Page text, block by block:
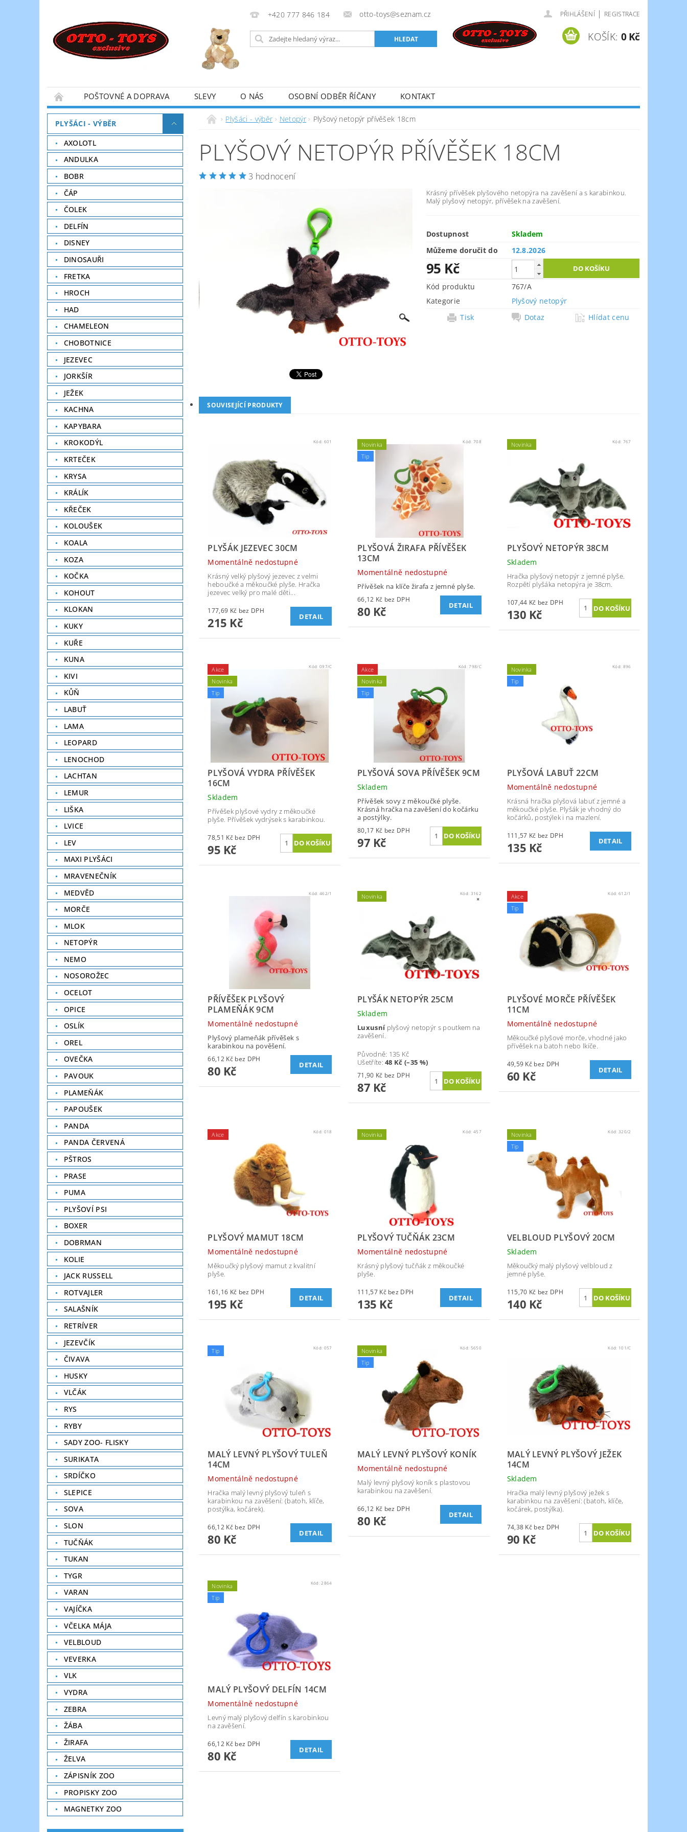
+420 777 846 184 otto-toys@seznam.cz PŘIHLÁŠENÍ | REGISTRACE
KOŠÍK: 0 Kč
POŠTOVNÉ A DOPRAVA SLEVY O NÁS OSOBNÍ ODBĚR ŘÍČANY KONTAKT
PLYŠÁCI - VÝBĚR
AXOLOTL
ANDULKA
BOBR
ČÁP
ČOLEK
DELFÍN
DISNEY
DINOSAUŘI
FRETKA
HROCH
HAD
CHAMELEON
CHOBOTNICE
JEZEVEC
JORKŠÍR
JEŽEK
KACHNA
KAPYBARA
KROKODÝL
KRTEČEK
KRYSA
KRÁLÍK
KŘEČEK
KOLOUŠEK
KOALA
KOZA
KOČKA
KOHOUT
KLOKAN
KUKY
KUŘE
KUNA
KIVI
KŮŇ
LABUŤ
LAMA
LEOPARD
LENOCHOD
LACHTAN
LEMUR
LIŠKA
LVICE
LEV
MAXI PLYŠÁCI
MRAVENEČNÍK
MEDVĚD
MORČE
MLOK
NETOPÝR
NEMO
NOSOROŽEC
OCELOT
OPICE
OSLÍK
OREL
OVEČKA
PAVOUK
PLAMEŇÁK
PAPOUŠEK
PANDA
PANDA ČERVENÁ
PŠTROS
PRASE
PUMA
PLYŠOVÍ PSI
BOXER
DOBRMAN
KOLIE
JACK RUSSELL
ROTVAJLER
SALAŠNÍK
RETRÍVER
JEZEVČÍK
ČIVAVA
HUSKY
VLČÁK
RYS
RYBY
SADY ZOO- FLISKY
SURIKATA
SRDÍČKO
SLEPICE
SOVA
SLON
TUČŇÁK
TUKAN
TYGR
VARAN
VAJÍČKA
VČELKA MÁJA
VELBLOUD
VEVERKA
VLK
VYDRA
ZEBRA
ŽÁBA
ŽIRAFA
ŽELVA
ZÁPISNÍK ZOO
PROPISKY ZOO
MAGNETKY ZOO
Plyšáci - výběr Netopýr Plyšový netopýr přívěšek 18cm
PLYŠOVÝ NETOPÝR PŘÍVĚŠEK 18CM
3 hodnocení
Krásný přívěšek plyšového netopýra na zavěšení a s karabinkou.
Malý plyšový netopýr, přívěšek na zavěšení.
Dostupnost
Skladem
Můžeme doručit do
12.8.2026
95 Kč
Kód produktu
767/A
Kategorie
Plyšový netopýr
Tisk
Dotaz Hlídat cenu
SOUVISEJÍCÍ PRODUKTY
Kód: 601
PLYŠÁK JEZEVEC 30CM
Momentálně nedostupné
Krásný velký plyšový jezevec z velmi
heboučké a měkoučké plyše. Hračka
jezevec velký pro malé děti...
177,69 Kč bez DPH
215 Kč DETAIL
Novinka
Tip
Kód:708
PLYŠOVÁ ŽIRAFA PŘÍVĚŠEK
13CM
Momentálně nedostupné
Přívěšek na klíče žirafa z jemné plyše.
66,12 Kč bez DPH
80 Kč DETAIL
Novinka Kód: 767
PLYŠOVÝ NETOPÝR 38CM
Skladem
Hračka plyšový netopýr z jemné plyše.
Rozpětí plyšáka netopýra je 38cm.
107,44 Kč bez DPH
130 Kč
Akce
Novinka
Tip
Kód: 097/C
PLYŠOVÁ VYDRA PŘÍVĚŠEK
16CM
Skladem
Přívěšek plyšové vydry z měkoučké
plyše. Přívěšek vydrýsek s karabinkou.
78,51 Kč bez DPH
95 Kč
Akce
Novinka
Tip
Kód:798/C
PLYŠOVÁ SOVA PŘÍVĚŠEK 9CM
Skladem
Přívěšek sovy z měkoučké plyše.
Krásná hračka na zavěšení do kočárku
a postýlky.
80,17 Kč bez DPH
97 Kč
Novinka
Tip
Kód: 896
PLYŠOVÁ LABUŤ 22CM
Momentálně nedostupné
Krásná hračka plyšová labuť z jemné a
měkoučké plyše. Plyšák je vhodný do
kočárků, postýlek i na mazlení.
111,57 Kč bez DPH
135 Kč DETAIL
Kód: 462/1
PŘÍVĚŠEK PLYŠOVÝ
PLAMEŇÁK 9CM
Momentálně nedostupné
Plyšový plameňák přívěšek s
karabinkou na pověšení.
66,12 Kč bez DPH
80 Kč DETAIL
Novinka Kód: 3162
PLYŠÁK NETOPÝR 25CM
Skladem
Luxusníplyšový netopýr s poutkem na
zavěšení.
Původně: 135 Kč
Ušetříte:48 Kč (–35 %)
71,90 Kč bez DPH
87 Kč
Akce
Tip
Kód:612/1
PLYŠOVÉ MORČE PŘÍVĚŠEK
11CM
Momentálně nedostupné
Měkoučké plyšové morče, vhodné jako
přívěšek na batoh nebo lkíče.
49,59 Kč bez DPH
60 Kč DETAIL
Akce Kód: 018
PLYŠOVÝ MAMUT 18CM
Momentálně nedostupné
Měkoučký plyšový mamut z kvalitní
plyše.
161,16 Kč bez DPH
195 Kč DETAIL
Novinka Kód:457
PLYŠOVÝ TUČŇÁK 23CM
Momentálně nedostupné
Krásný plyšový tučňák z měkoučké
plyše.
111,57 Kč bez DPH
135 Kč DETAIL
Novinka
Tip
Kód:320/2
VELBLOUD PLYŠOVÝ 20CM
Skladem
Měkoučký malý plyšový velbloud z
jemné plyše.
115,70 Kč bez DPH
140 Kč
Tip Kód: 057
MALÝ LEVNÝ PLYŠOVÝ TULEŇ
14CM
Momentálně nedostupné
Hračka malý levný plyšový tuleň s
karabinkou na zavěšení: (batoh, klíče,
postýlka, kočárek).
66,12 Kč bez DPH
80 Kč DETAIL
Novinka
Tip
Kód: 5650
MALÝ LEVNÝ PLYŠOVÝ KONÍK
Momentálně nedostupné
Malý levný plyšový koník s plastovou
karabinkou na zavěšení.
66,12 Kč bez DPH
80 Kč DETAIL
Kód: 101/C
MALÝ LEVNÝ PLYŠOVÝ JEŽEK
14CM
Skladem
Hračka malý levný plyšový ježek s
karabinkou na zavěšení: (batoh, klíče,
kočárek, postýlka).
74,38 Kč bez DPH
90 Kč
Novinka
Tip
Kód:2864
MALÝ PLYŠOVÝ DELFÍN 14CM
Momentálně nedostupné
Levný malý plyšový delfín s karobinkou
na zavěšení.
66,12 Kč bez DPH
80 Kč DETAIL